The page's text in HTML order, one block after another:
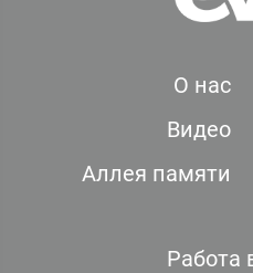
О нас
Видео
Аллея памяти
Работа